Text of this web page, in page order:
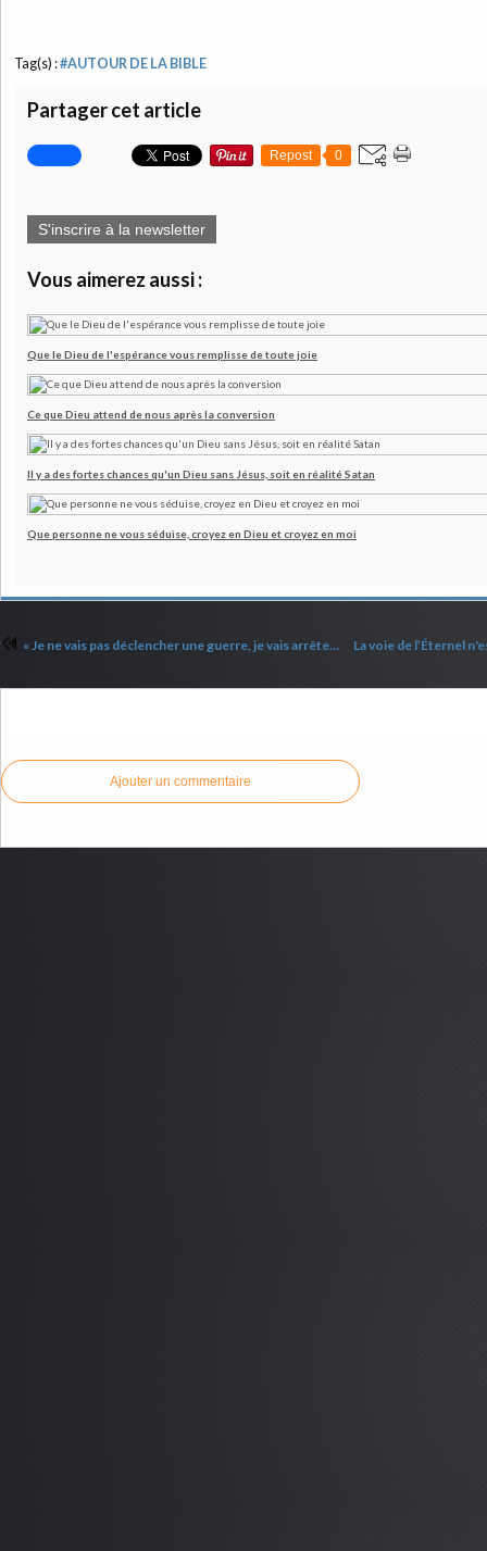
Tag(s) :#AUTOUR DE LA BIBLE
Partager cet article
Repost 0
S'inscrire à la newsletter
Vous aimerez aussi :
Que le Dieu de l'espérance vous remplisse de toute joie
Ce que Dieu attend de nous après la conversion
Il y a des fortes chances qu'un Dieu sans Jésus, soit en réalité Satan
Que personne ne vous séduise, croyez en Dieu et croyez en moi
« Je ne vais pas déclencher une guerre, je vais arrêter les guerres. »
Ajouter un commentaire